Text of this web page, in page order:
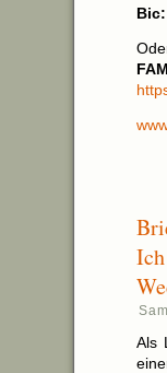
Bic:
Als